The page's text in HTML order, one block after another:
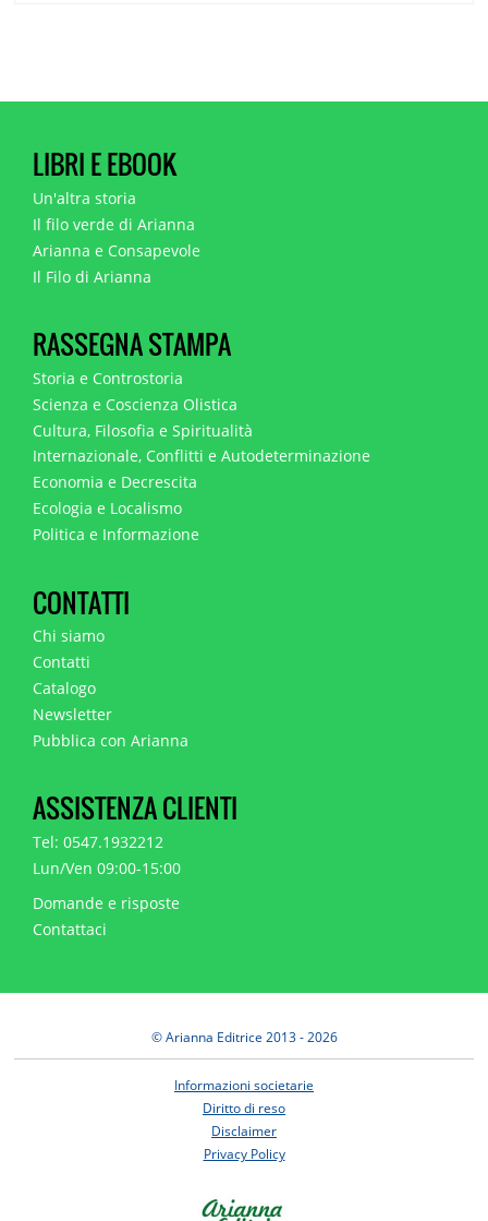
LIBRI E EBOOK
Un'altra storia
Il filo verde di Arianna
Arianna e Consapevole
Il Filo di Arianna
RASSEGNA STAMPA
Storia e Controstoria
Scienza e Coscienza Olistica
Cultura, Filosofia e Spiritualità
Internazionale, Conflitti e Autodeterminazione
Economia e Decrescita
Ecologia e Localismo
Politica e Informazione
CONTATTI
Chi siamo
Contatti
Catalogo
Newsletter
Pubblica con Arianna
ASSISTENZA CLIENTI
Tel: 0547.1932212
Lun/Ven 09:00-15:00
Domande e risposte
Contattaci
© Arianna Editrice 2013 - 2026
Informazioni societarie
Diritto di reso
Disclaimer
Privacy Policy